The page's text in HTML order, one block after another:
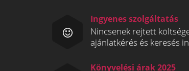
Ingyenes szolgáltatás
Nincsenek rejtett
ajánlatkérés és keresés
Könyvelési árak 2025